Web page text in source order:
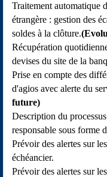
Traitement automatique
étrangère : gestion des
soldes à la clôture.
Récupération
devises du site de la
Prise en compte des
d'agios avec alerte du
future)
Description du
responsable sous
Prévoir des alertes sur
échéancier.
Prévoir des alertes sur